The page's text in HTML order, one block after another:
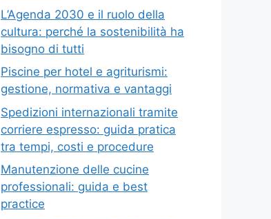
L’Agenda 2030 e il ruolo della
cultura: perché la sostenibilità ha
bisogno di tutti
Piscine per hotel e agriturismi:
gestione, normativa e vantaggi
Spedizioni internazionali tramite
corriere espresso: guida pratica
tra tempi, costi e procedure
Manutenzione delle cucine
professionali: guida e best
practice